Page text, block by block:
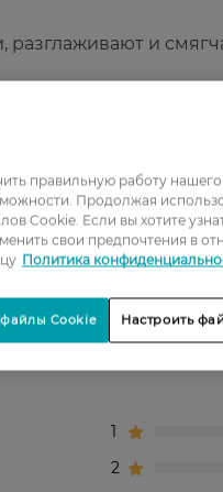
разглаживают и
факторов
упругости.
1
2
правильную работу нашего
Продолжая
Cookie. Если вы хотите
свои предпочтения в
Политика
Настроить
Cookie